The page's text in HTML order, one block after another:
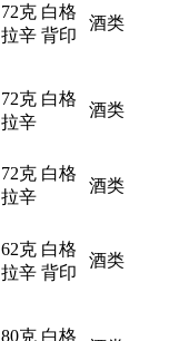
72克 白格
拉辛 背印
酒类
72克 白格
拉辛
酒类
72克 白格
拉辛
酒类
62克 白格
拉辛 背印
酒类
80克 白格